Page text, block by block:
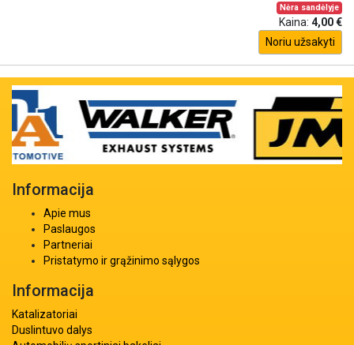
Nėra sandėlyje
Kaina: 4,00 €
Noriu užsakyti
Informacija
Apie mus
Paslaugos
Partneriai
Pristatymo ir grąžinimo sąlygos
Informacija
Katalizatoriai
Duslintuvo dalys